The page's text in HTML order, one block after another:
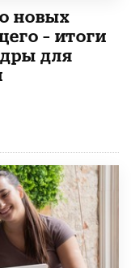
новых
– итоги
для